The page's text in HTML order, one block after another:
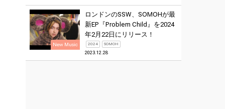
New Music
ロンドンのSSW、SOMOHが最
新EP『Problem Child』を2024
年2月22日にリリース！
2024 SOMOH
2023.12.28